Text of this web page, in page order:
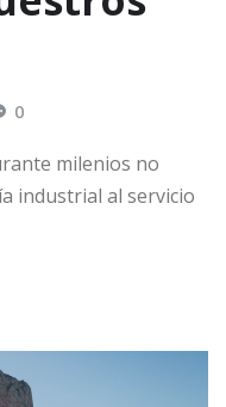
0
milenios no
industrial al servicio